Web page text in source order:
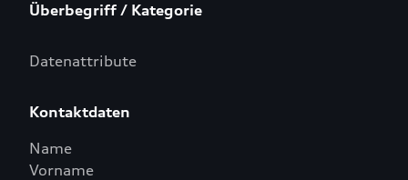
Überbegriff / Kategorie
Datenattribute
Kontaktdaten
Name
Vorname